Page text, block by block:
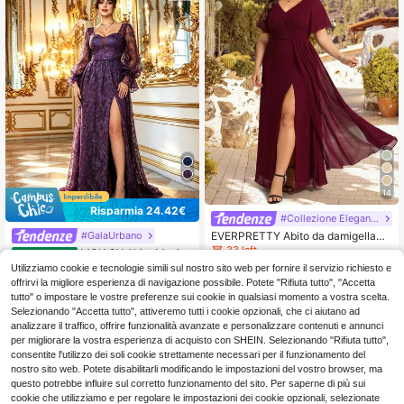
Risparmia 24.42€
#GalaUrbano
Magazzino EU MGIACY Abito Maxi El
egante e Lussuoso da Donna Taglie
Forti Estate/Autunno con Pizzo Flor
eale, Maniche Lunghe a Palloncino,
Spacco Alto e Linea ad A per Feste,
Balli, Matrimoni, Festival e Complea
nni
32.84€ -42% 57.26€
4-7 giorni lavorativi
14
#Collezione Elegant Affair
EVERPRETTY Abito da damigella
d'onore taglie forti con maniche a fa
co alto, colore bordeaux, autunnale
33 left
48 .48€
Utilizziamo cookie e tecnologie simili sul nostro sito web per fornire il servizio richiesto e
offrirvi la migliore esperienza di navigazione possibile. Potete "Rifiuta tutto", "Accetta
tutto" o impostare le vostre preferenze sui cookie in qualsiasi momento a vostra scelta.
Selezionando "Accetta tutto", attiveremo tutti i cookie opzionali, che ci aiutano ad
analizzare il traffico, offrire funzionalità avanzate e personalizzare contenuti e annunci
per migliorare la vostra esperienza di acquisto con SHEIN. Selezionando "Rifiuta tutto",
consentite l'utilizzo dei soli cookie strettamente necessari per il funzionamento del
nostro sito web. Potete disabilitarli modificando le impostazioni del vostro browser, ma
questo potrebbe influire sul corretto funzionamento del sito. Per saperne di più sui
cookie che utilizziamo e per regolare le impostazioni dei cookie opzionali, selezionate